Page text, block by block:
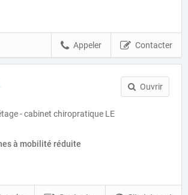
Contacter
Appeler
- cabinet chiropratique LE
à mobilité réduite
Ouvrir